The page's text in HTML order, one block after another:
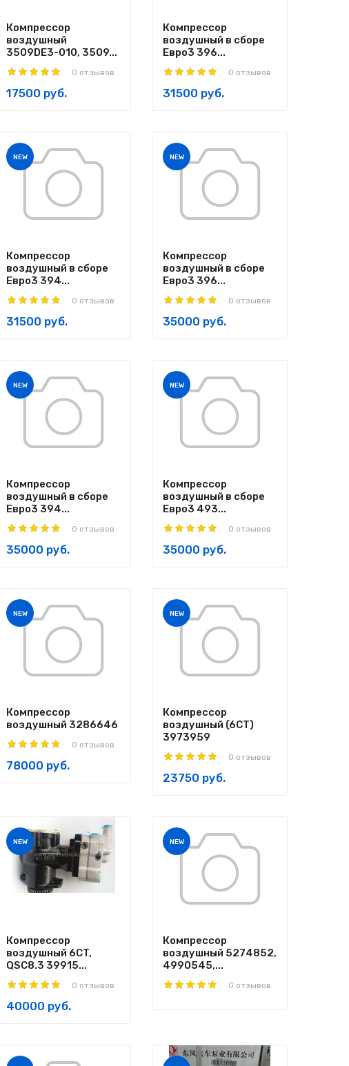
Компрессор
воздушный
3509DE3-010, 3509...
0 отзывов
17500 руб.
Компрессор
воздушный в сборе
Евро3 396...
0 отзывов
31500 руб.
NEW
Компрессор
воздушный в сборе
Евро3 394...
0 отзывов
31500 руб.
NEW
Компрессор
воздушный в сборе
Евро3 396...
0 отзывов
35000 руб.
NEW
Компрессор
воздушный в сборе
Евро3 394...
0 отзывов
35000 руб.
NEW
Компрессор
воздушный в сборе
Евро3 493...
0 отзывов
35000 руб.
NEW
Компрессор
воздушный 3286646
0 отзывов
78000 руб.
NEW
Компрессор
воздушный (6CT)
3973959
0 отзывов
23750 руб.
NEW
Компрессор
воздушный 6CT,
QSC8.3 39915...
0 отзывов
40000 руб.
NEW
Компрессор
воздушный 5274852,
4990545,...
0 отзывов